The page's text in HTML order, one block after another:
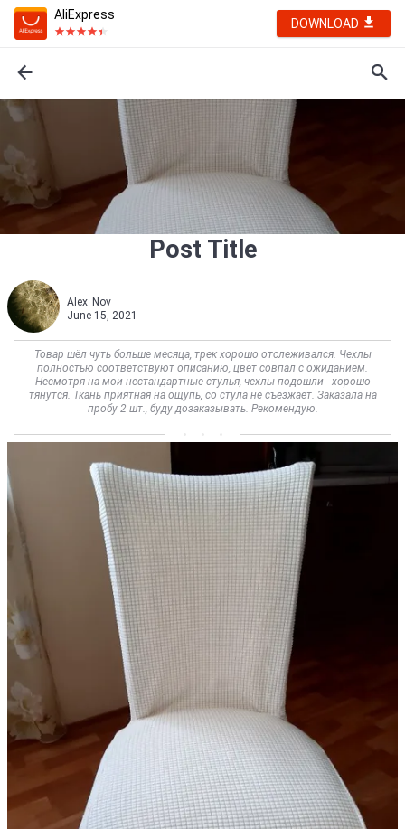
AliExpress
DOWNLOAD
Post Title
Alex_Nov
June 15, 2021
Товар шёл чуть больше месяца, трек хорошо отслеживался. Чехлы
полностью соответствуют описанию, цвет совпал с ожиданием.
Несмотря на мои нестандартные стулья, чехлы подошли - хорошо
тянутся. Ткань приятная на ощупь, со стула не съезжает. Заказала на
пробу 2 шт., буду дозаказывать. Рекомендую.